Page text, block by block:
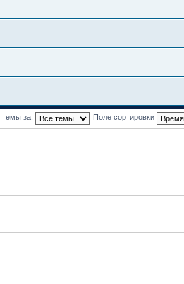
темы за: Поле сортировки